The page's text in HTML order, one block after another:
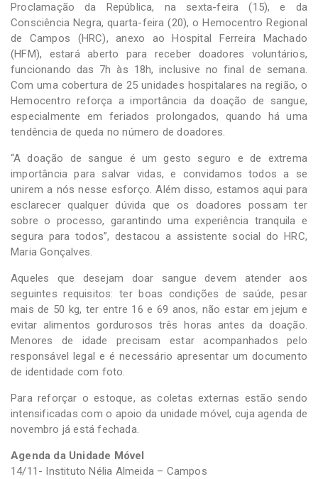
Proclamação da República, na sexta-feira (15), e da
Consciência Negra, quarta-feira (20), o Hemocentro Regional
de Campos (HRC), anexo ao Hospital Ferreira Machado
(HFM), estará aberto para receber doadores voluntários,
funcionando das 7h às 18h, inclusive no final de semana.
Com uma cobertura de 25 unidades hospitalares na região, o
Hemocentro reforça a importância da doação de sangue,
especialmente em feriados prolongados, quando há uma
tendência de queda no número de doadores.
“A doação de sangue é um gesto seguro e de extrema
importância para salvar vidas, e convidamos todos a se
unirem a nós nesse esforço. Além disso, estamos aqui para
esclarecer qualquer dúvida que os doadores possam ter
sobre o processo, garantindo uma experiência tranquila e
segura para todos”, destacou a assistente social do HRC,
Maria Gonçalves.
Aqueles que desejam doar sangue devem atender aos
seguintes requisitos: ter boas condições de saúde, pesar
mais de 50 kg, ter entre 16 e 69 anos, não estar em jejum e
evitar alimentos gordurosos três horas antes da doação.
Menores de idade precisam estar acompanhados pelo
responsável legal e é necessário apresentar um documento
de identidade com foto.
Para reforçar o estoque, as coletas externas estão sendo
intensificadas com o apoio da unidade móvel, cuja agenda de
novembro já está fechada.
Agenda da Unidade Móvel
14/11- Instituto Nélia Almeida – Campos